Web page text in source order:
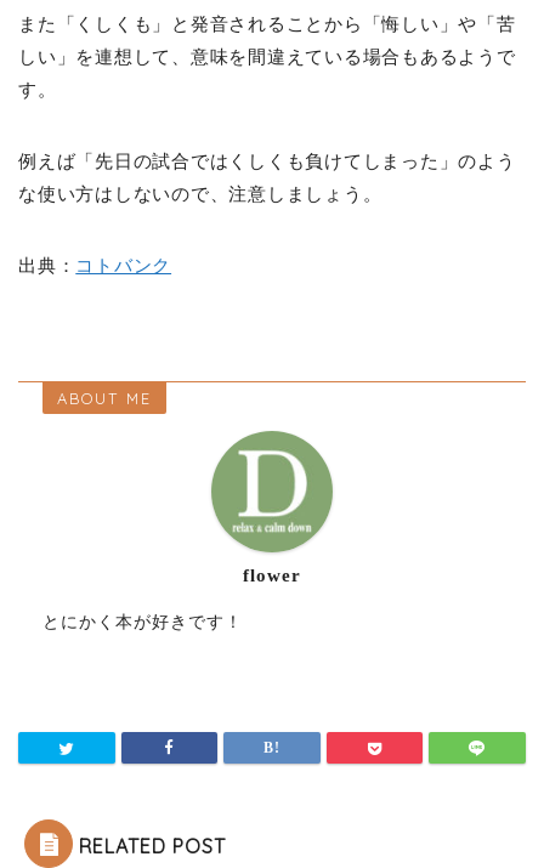
また「くしくも」と発音されることから「悔しい」や「苦
しい」を連想して、意味を間違えている場合もあるようで
す。
例えば「先日の試合ではくしくも負けてしまった」のよう
な使い方はしないので、注意しましょう。
出典： コトバンク
ABOUT ME
flower
とにかく本が好きです！
RELATED POST